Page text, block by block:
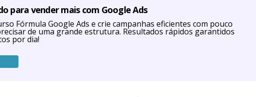
para vender mais com Google Ads
Fórmula Google Ads e crie campanhas eficientes com pouco
de uma grande estrutura. Resultados rápidos garantidos
por dia!